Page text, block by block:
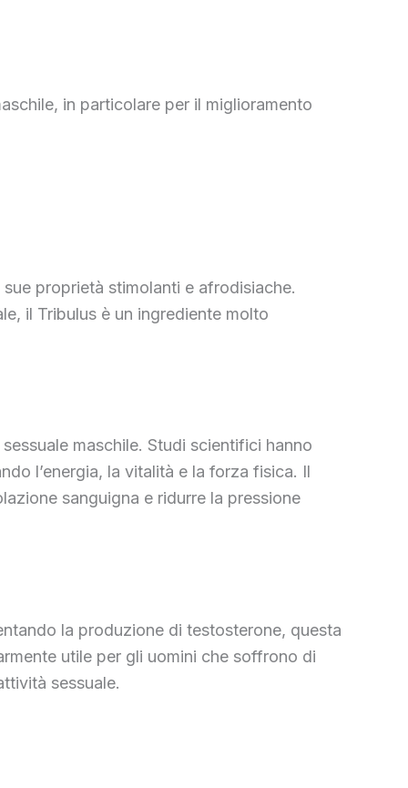
in particolare per il miglioramento
proprietà stimolanti e afrodisiache.
il Tribulus è un ingrediente molto
maschile. Studi scientifici hanno
l’energia, la vitalità e la forza fisica. Il
sanguigna e ridurre la pressione
la produzione di testosterone, questa
utile per gli uomini che soffrono di
sessuale.